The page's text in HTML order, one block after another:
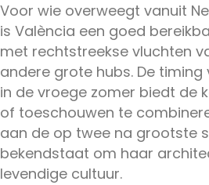
Voor wie overweegt vanuit
is València een goed
met rechtstreekse vluchten
andere grote hubs. De
in de vroege zomer biedt de
of toeschouwen te
aan de op twee na grootste
bekendstaat om haar
levendige cultuur.